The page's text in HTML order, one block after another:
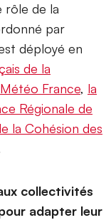
rôle de la
par
déployé en
de la
Météo France, la
Régionale de
la Cohésion des
collectivités
adapter leur